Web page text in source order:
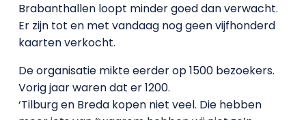
Brabanthallen loopt minder goed dan verwacht.
Er zijn tot en met vandaag nog geen vijfhonderd
kaarten verkocht.
De organisatie mikte eerder op 1500 bezoekers.
Vorig jaar waren dat er 1200.
‘Tilburg en Breda kopen niet veel. Die hebben